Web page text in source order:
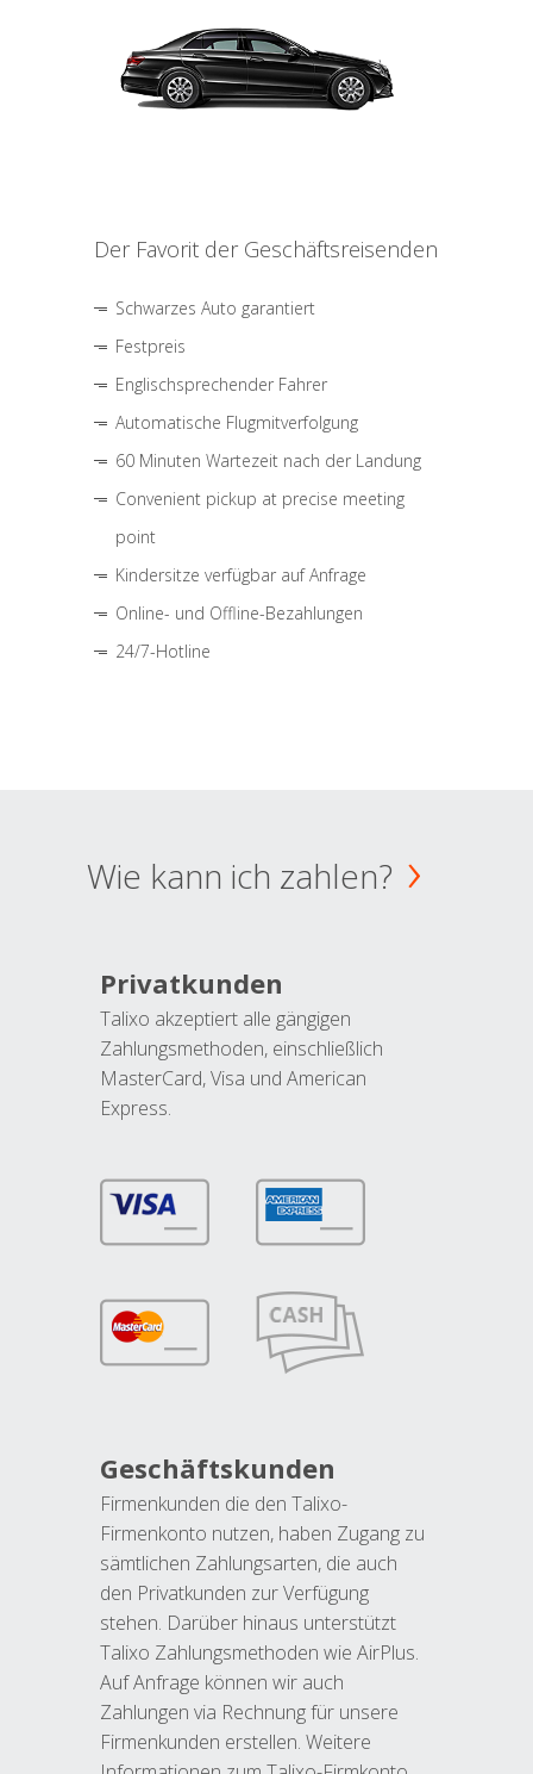
Der Favorit der Geschäftsreisenden
Schwarzes Auto garantiert
Festpreis
Englischsprechender Fahrer
Automatische Flugmitverfolgung
60 Minuten Wartezeit nach der Landung
Convenient pickup at precise meeting
point
Kindersitze verfügbar auf Anfrage
Online- und Offline-Bezahlungen
24/7-Hotline
Wie kann ich zahlen?
Privatkunden
Talixo akzeptiert alle gängigen
Zahlungsmethoden, einschließlich
MasterCard, Visa und American
Express.
Geschäftskunden
Firmenkunden die den Talixo-
Firmenkonto nutzen, haben Zugang zu
sämtlichen Zahlungsarten, die auch
den Privatkunden zur Verfügung
stehen. Darüber hinaus unterstützt
Talixo Zahlungsmethoden wie AirPlus.
Auf Anfrage können wir auch
Zahlungen via Rechnung für unsere
Firmenkunden erstellen. Weitere